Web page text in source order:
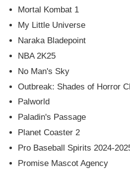
Mortal Kombat 1
My Little Universe
Naraka Bladepoint
NBA 2K25
No Man's Sky
Outbreak: Shades of Horror
Palworld
Paladin's Passage
Planet Coaster 2
Pro Baseball Spirits 2024-
Promise Mascot Agency